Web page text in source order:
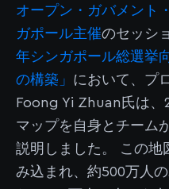
オープン・ガバメント
ガポール主催のセッシ
年シンガポール総選挙
の構築」 において、プ
Foong Yi Zhuan氏は、
マップを自身とチーム
説明しました。 この地
み込まれ、約500万人